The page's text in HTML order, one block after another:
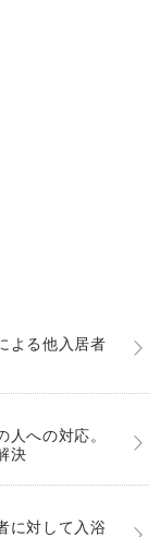
よる他入居者
人への対応。
決
に対して入浴